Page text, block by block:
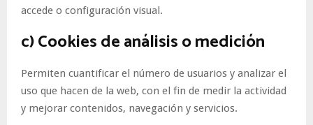
accede o configuración visual.
c) Cookies de análisis o medición
Permiten cuantificar el número de usuarios y analizar el
uso que hacen de la web, con el fin de medir la actividad
y mejorar contenidos, navegación y servicios.